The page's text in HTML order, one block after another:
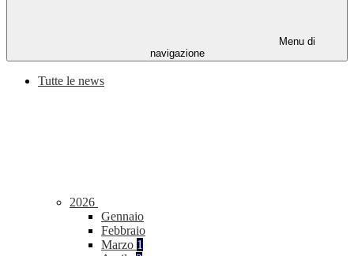
Menu di
navigazione
Tutte le news
2026
Gennaio
Febbraio
Marzo 1